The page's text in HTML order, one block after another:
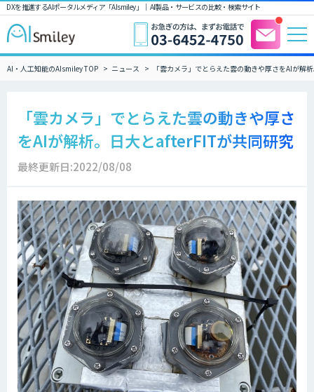
DXを推進するAIポータルメディア「AIsmiley」｜ AI製品・サービスの比較・検索サイト
AI・人工知能のAIsmiley TOP ニュース 「雲カメラ」でとらえた雲の動きや厚さをAIが解
「雲カメラ」でとらえた雲の動きや厚さ
をAIが解析。日大とafterFITが共同研究
最終更新日:2022/08/08